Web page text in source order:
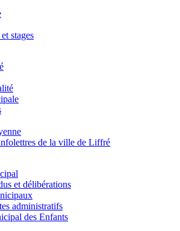
stages
de la ville de Liffré
et délibérations
administratifs
des Enfants